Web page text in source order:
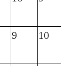
9 10